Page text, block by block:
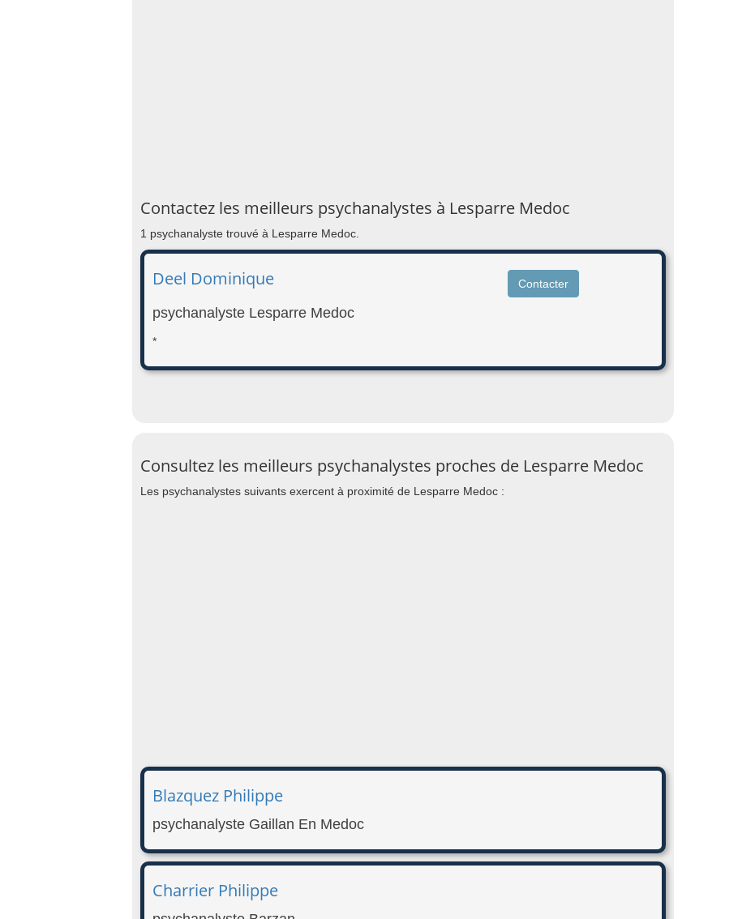
Contactez les meilleurs psychanalystes à Lesparre Medoc
1 psychanalyste trouvé à Lesparre Medoc.
Deel Dominique Contacter
psychanalyste Lesparre Medoc
*
Consultez les meilleurs psychanalystes proches de Lesparre Medoc
Les psychanalystes suivants exercent à proximité de Lesparre Medoc :
Blazquez Philippe
psychanalyste Gaillan En Medoc
Charrier Philippe